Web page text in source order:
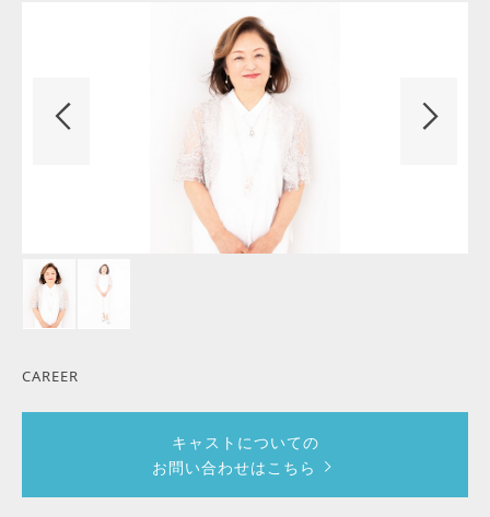
CAREER
キャストについての
お問い合わせはこちら